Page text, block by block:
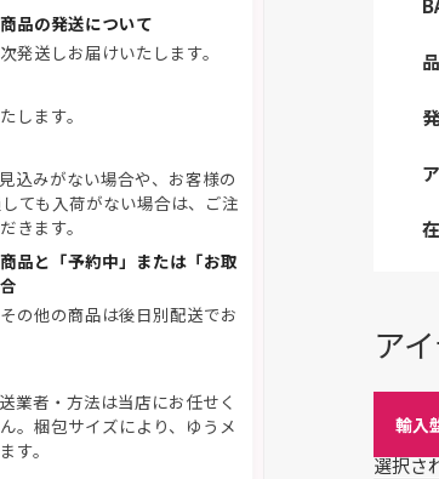
品の発送について
発送しお届けいたします。
します。
込みがない場合や、お客様の
ても入荷がない場合は、ご注
きます。
品と「予約中」または「お取
の他の商品は後日別配送でお
業者・方法は当店にお任せく
。梱包サイズにより、ゆうメ
す。
ア
輸入
選択さ